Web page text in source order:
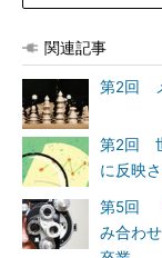
関連記事
第2回
第2回
に反映
第5回
み合わ